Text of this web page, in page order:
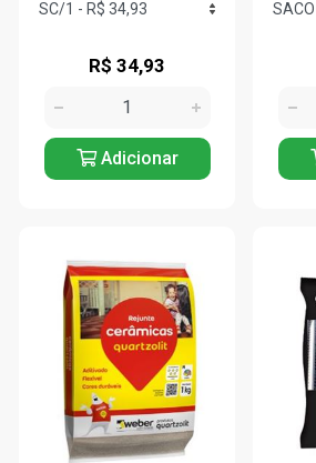
R$ 34,93
Adicionar